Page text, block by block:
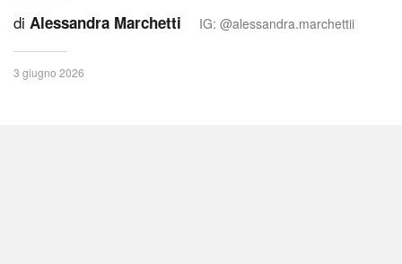
di Alessandra Marchetti IG: @alessandra.marchettii
3 giugno 2026